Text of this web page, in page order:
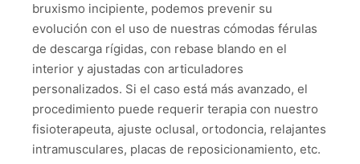
bruxismo incipiente, podemos prevenir su
evolución con el uso de nuestras cómodas férulas
de descarga rígidas, con rebase blando en el
interior y ajustadas con articuladores
personalizados. Si el caso está más avanzado, el
procedimiento puede requerir terapia con nuestro
fisioterapeuta, ajuste oclusal, ortodoncia, relajantes
intramusculares, placas de reposicionamiento, etc.